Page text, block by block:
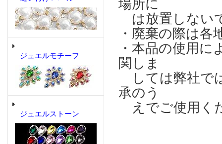
ジュエルモチーフ
ジュエルストーン
場所に
は放置しない
・廃棄の際は
・本品の使用
関しま
しては弊社で
承のう
えでご使用く